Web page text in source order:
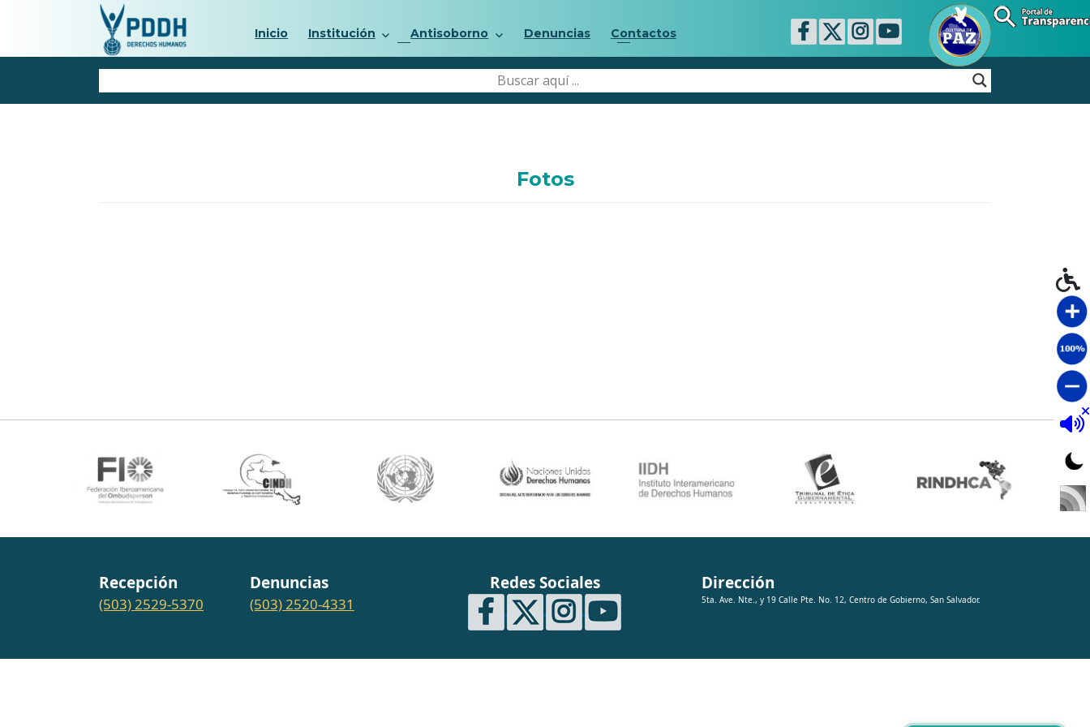
Inicio Institución Antisoborno Denuncias Contactos
Fotos
Recepción
(503) 2529-5370
Denuncias
(503) 2520-4331
Redes Sociales Dirección
5ta. Ave. Nte., y 19 Calle Pte. No. 12, Centro de Gobierno, San Salvador.